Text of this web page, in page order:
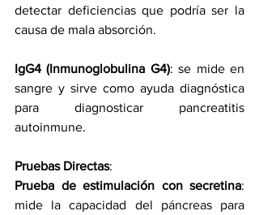
detectar deficiencias que podría ser la
causa de mala absorción.
IgG4 (Inmunoglobulina G4): se mide en
sangre y sirve como ayuda diagnóstica
para diagnosticar pancreatitis
autoinmune.
Pruebas Directas:
Prueba de estimulación con secretina:
mide la capacidad del páncreas para